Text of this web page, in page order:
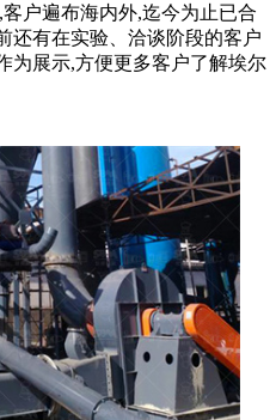
户遍布海内外,迄今为止已合
还有在实验、洽谈阶段的客户
为展示,方便更多客户了解埃尔